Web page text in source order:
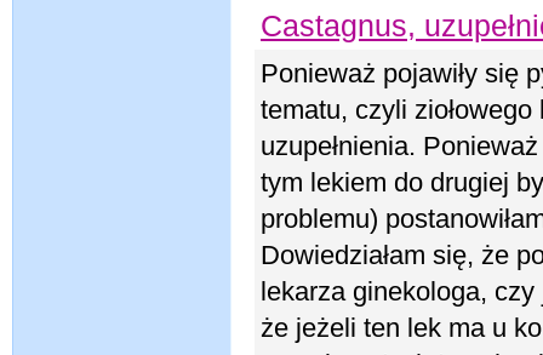
Castagnus,
Ponieważ pojawiły się
tematu, czyli
uzupełnienia.
tym lekiem do drugiej
problemu)
Dowiedziałam się, że
lekarza ginekologa,
że jeżeli ten lek ma u